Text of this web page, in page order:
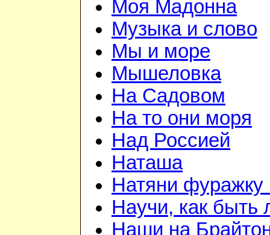
Моя Мадонна
Музыка и слово
Мы и море
Мышеловка
На Садовом
На то они моря
Над Россией
Наташа
Натяни фуражку
Научи, как
Наши на